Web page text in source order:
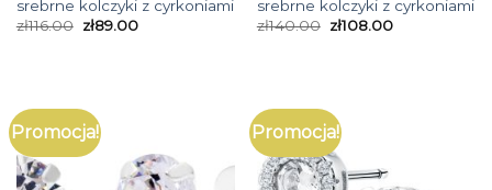
srebrne kolczyki z cyrkoniami
zł116.00 zł89.00
srebrne kolczyki z cyrkoniami
zł140.00 zł108.00
Promocja! Promocja!